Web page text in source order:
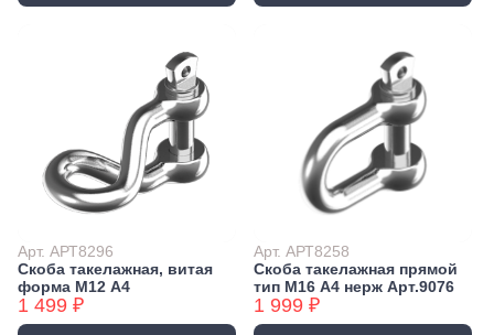
Арт. АРТ8296
Скоба такелажная, витая
форма М12 А4
1 499 ₽
Арт. АРТ8258
Скоба такелажная прямой
тип М16 А4 нерж Арт.9076
1 999 ₽